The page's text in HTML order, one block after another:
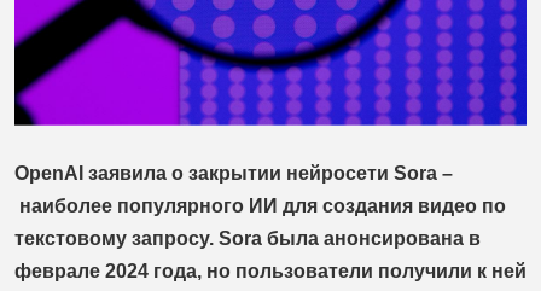
OpenAI заявила о закрытии нейросети Sora –
наиболее популярного ИИ для создания видео по
текстовому запросу. Sora была анонсирована в
феврале 2024 года, но пользователи получили к ней